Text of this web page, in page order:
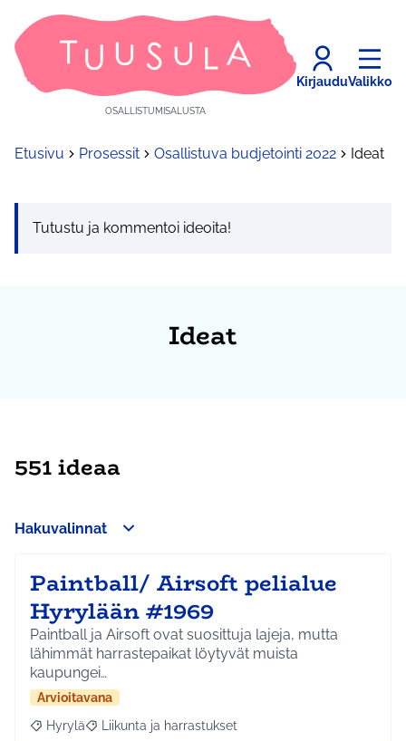
OSALLISTUMISALUSTA
KirjauduValikko
Etusivu Prosessit Osallistuva budjetointi 2022 Ideat
Tutustu ja kommentoi ideoita!
Ideat
551 ideaa
Hakuvalinnat
Paintball/ Airsoft pelialue
Hyrylään #1969
Paintball ja Airsoft ovat suosittuja lajeja, mutta
lähimmät harrastepaikat löytyvät muista
kaupungei…
Arvioitavana
Rajaa tulokset aihepiirin mukaan: Hyrylä
Hyrylä Rajaa tulokset teeman mukaan: Liikunta ja
Liikunta ja harrastukset